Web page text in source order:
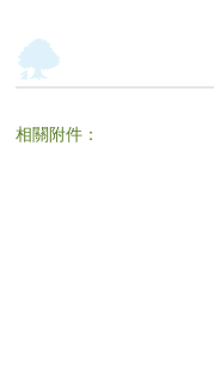
相關附件：